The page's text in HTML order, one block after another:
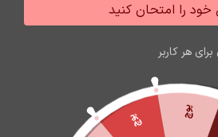
پوچ
پوچ
را امتحان کنید
هر کاربر